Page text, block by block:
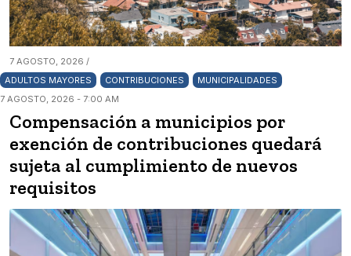
7 AGOSTO, 2026 /
ADULTOS MAYORES
CONTRIBUCIONES
MUNICIPALIDADES
7 AGOSTO, 2026 - 7:00 AM
Compensación a municipios por
exención de contribuciones quedará
sujeta al cumplimiento de nuevos
requisitos